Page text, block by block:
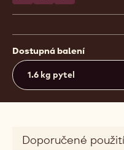
Dostupná balení
1.6 kg pytel
Doporučené použití